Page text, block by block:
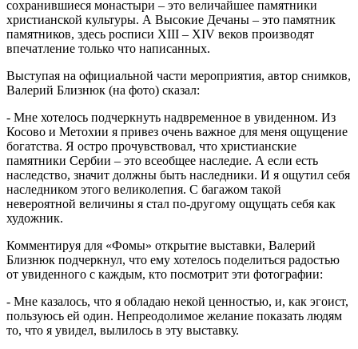
сохранившиеся монастыри – это величайшее памятники
христианской культуры. А Высокие Дечаны – это памятник
памятников, здесь росписи XIII – XIV веков производят
впечатление только что написанных.
Выступая на официальной части мероприятия, автор снимков,
Валерий Близнюк (на фото) сказал:
- Мне хотелось подчеркнуть надвременное в увиденном. Из
Косово и Метохии я привез очень важное для меня ощущение
богатства. Я остро прочувствовал, что христианские
памятники Сербии – это всеобщее наследие. А если есть
наследство, значит должны быть наследники. И я ощутил себя
наследником этого великолепия. С багажом такой
невероятной величины я стал по-другому ощущать себя как
художник.
Комментируя для «Фомы» открытие выставки, Валерий
Близнюк подчеркнул, что ему хотелось поделиться радостью
от увиденного с каждым, кто посмотрит эти фотографии:
- Мне казалось, что я обладаю некой ценностью, и, как эгоист,
пользуюсь ей один. Непреодолимое желание показать людям
то, что я увидел, вылилось в эту выставку.